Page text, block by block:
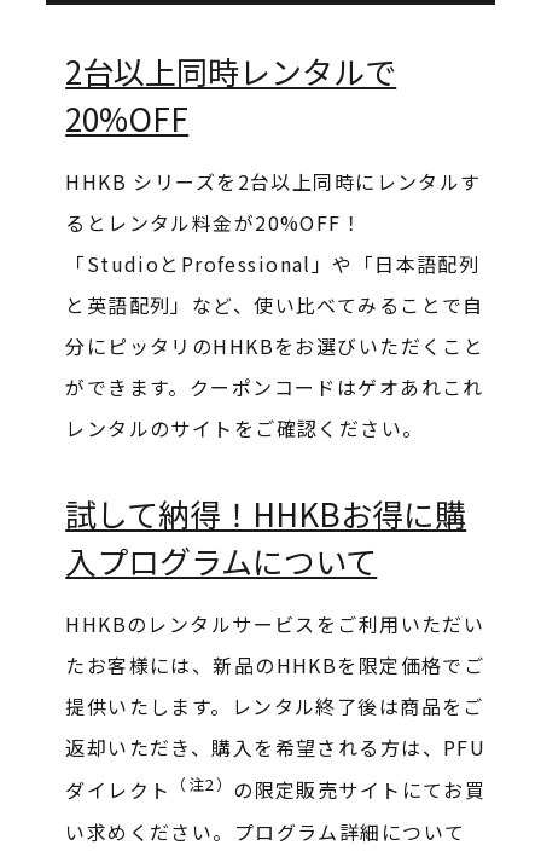
2台以上同時レンタルで
20%OFF
HHKB シリーズを2台以上同時にレンタルす
るとレンタル料金が20%OFF！
「StudioとProfessional」や「日本語配列
と英語配列」など、使い比べてみることで自
分にピッタリのHHKBをお選びいただくこと
ができます。クーポンコードはゲオあれこれ
レンタルのサイトをご確認ください。
試して納得！HHKBお得に購
入プログラムについて
HHKBのレンタルサービスをご利用いただい
たお客様には、新品のHHKBを限定価格でご
提供いたします。レンタル終了後は商品をご
返却いただき、購入を希望される方は、PFU
ダイレクト
（注2） の限定販売サイトにてお買
い求めください。プログラム詳細について